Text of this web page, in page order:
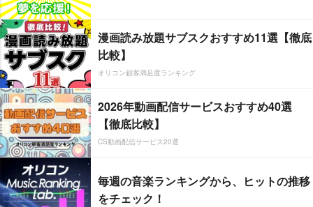
漫画読み放題サブスクおすすめ11選【徹底
比較】
オリコン顧客満足度ランキング
2026年動画配信サービスおすすめ40選
【徹底比較】
CS動画配信サービス20選
毎週の音楽ランキングから、ヒットの推移
をチェック！